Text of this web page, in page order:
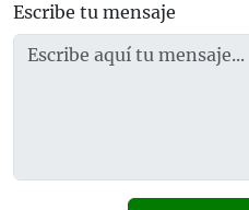
Escribe tu mensaje